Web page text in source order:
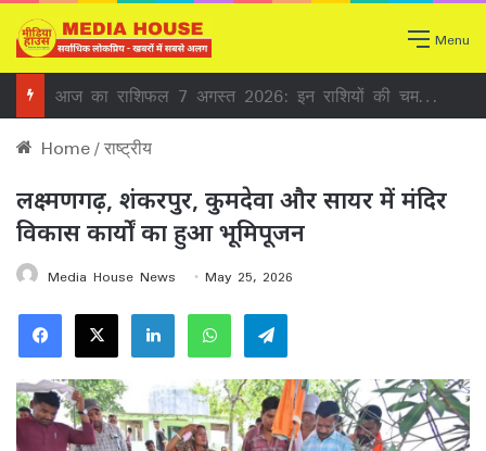
Menu
आज का राशिफल 7 अगस्त 2026: इन राशियों की चमकेगी किस्मत, जानें करियर, कारोबार और धन लाभ का हाल
Home/राष्ट्रीय
लक्ष्मणगढ़, शंकरपुर, कुमदेवा और सायर में मंदिर
विकास कार्यों का हुआ भूमिपूजन
Media House News May 25, 2026
Facebook
X LinkedInWhatsAppTelegram